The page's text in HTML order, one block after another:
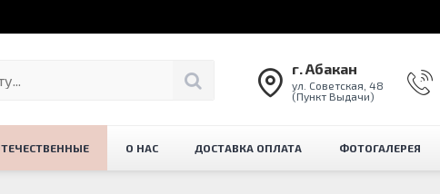
г. Абакан
ул. Советская, 48
(Пункт Выдачи)
О НАС ДОСТАВКА ОПЛАТА ФОТОГАЛЕРЕЯ